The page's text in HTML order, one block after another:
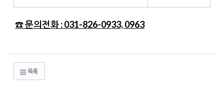
☎ 문의전화 : 031-826-0933, 0963
목록